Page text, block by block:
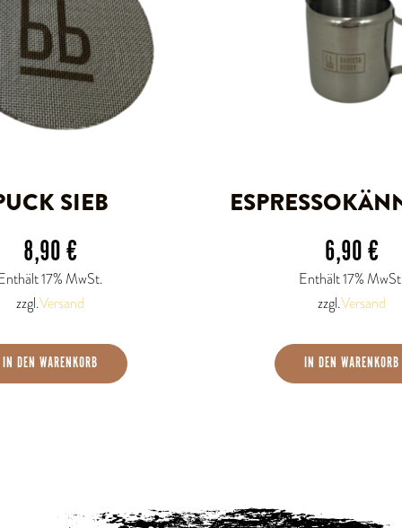
SIEB
8,90€
17% MwSt.
zzgl.Versand
IN DEN WARENKORB
6,90€
Enthält 17%
zzgl.Versand
IN DEN WARENKORB